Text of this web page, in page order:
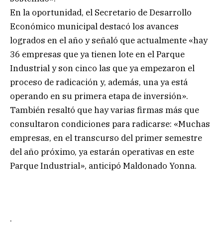
En la oportunidad, el Secretario de Desarrollo
Económico municipal destacó los avances
logrados en el año y señaló que actualmente «hay
36 empresas que ya tienen lote en el Parque
Industrial y son cinco las que ya empezaron el
proceso de radicación y, además, una ya está
operando en su primera etapa de inversión».
También resaltó que hay varias firmas más que
consultaron condiciones para radicarse: «Muchas
empresas, en el transcurso del primer semestre
del año próximo, ya estarán operativas en este
Parque Industrial», anticipó Maldonado Yonna.
.